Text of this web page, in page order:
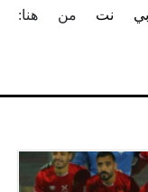
نت من هنا: